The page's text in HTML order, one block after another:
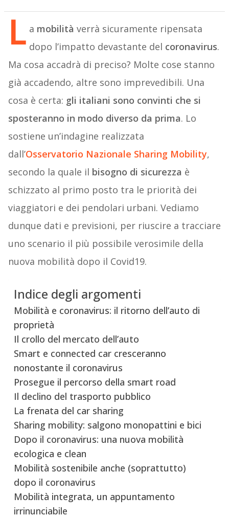
L a mobilità verrà sicuramente ripensata
dopo l’impatto devastante del coronavirus.
Ma cosa accadrà di preciso? Molte cose stanno
già accadendo, altre sono imprevedibili. Una
cosa è certa: gli italiani sono convinti che si
sposteranno in modo diverso da prima. Lo
sostiene un’indagine realizzata
dall’Osservatorio Nazionale Sharing Mobility,
secondo la quale il bisogno di sicurezza è
schizzato al primo posto tra le priorità dei
viaggiatori e dei pendolari urbani. Vediamo
dunque dati e previsioni, per riuscire a tracciare
uno scenario il più possibile verosimile della
nuova mobilità dopo il Covid19.
Indice degli argomenti
Mobilità e coronavirus: il ritorno dell’auto di
proprietà
Il crollo del mercato dell’auto
Smart e connected car cresceranno
nonostante il coronavirus
Prosegue il percorso della smart road
Il declino del trasporto pubblico
La frenata del car sharing
Sharing mobility: salgono monopattini e bici
Dopo il coronavirus: una nuova mobilità
ecologica e clean
Mobilità sostenibile anche (soprattutto)
dopo il coronavirus
Mobilità integrata, un appuntamento
irrinunciabile